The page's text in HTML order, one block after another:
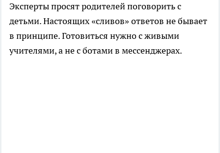
Эксперты просят родителей поговорить с
детьми. Настоящих «сливов» ответов не бывает
в принципе. Готовиться нужно с живыми
учителями, а не с ботами в мессенджерах.